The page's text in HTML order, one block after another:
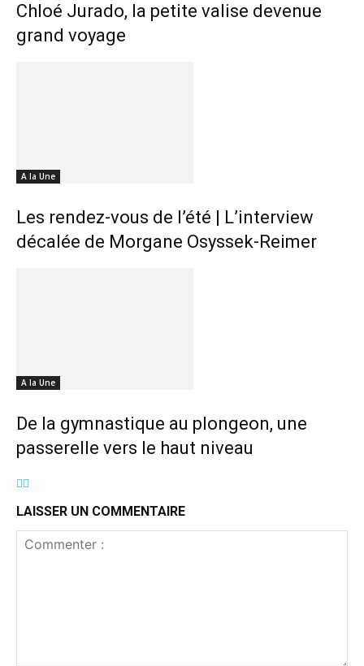
Chloé Jurado, la petite valise devenue
grand voyage
A la Une
Les rendez-vous de l’été | L’interview
décalée de Morgane Osyssek-Reimer
A la Une
De la gymnastique au plongeon, une
passerelle vers le haut niveau
LAISSER UN COMMENTAIRE